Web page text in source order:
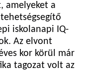
amelyeket a
iskolanapi IQ-
Az elvont
kor körül már
tagozat volt az